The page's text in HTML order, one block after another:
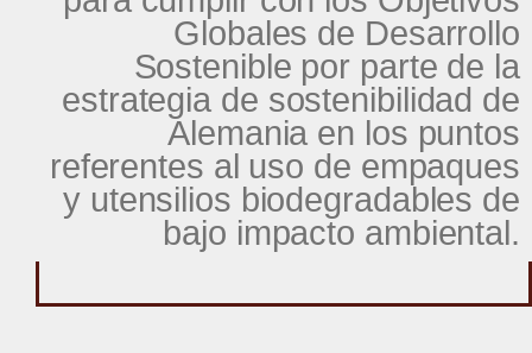
Globales de Desarrollo
Sostenible por parte de la
estrategia de sostenibilidad de
Alemania en los puntos
referentes al uso de empaques
y utensilios biodegradables de
bajo impacto ambiental.